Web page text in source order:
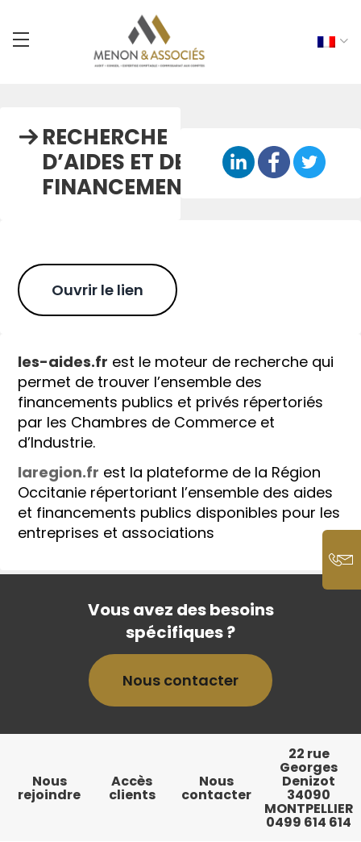
RECHERCHE
D’AIDES ET DE
FINANCEMENT
Ouvrir le lien
les-aides.fr est le moteur de recherche qui
permet de trouver l’ensemble des
financements publics et privés répertoriés
par les Chambres de Commerce et
d’Industrie.
laregion.fr est la plateforme de la Région
Occitanie répertoriant l’ensemble des aides
et financements publics disponibles pour les
entreprises et associations
Vous avez des besoins
spécifiques ?
Nous contacter
Nous
rejoindre
Accès
clients
Nous
contacter
22 rue
Georges
Denizot
34090
MONTPELLIER
0499 614 614